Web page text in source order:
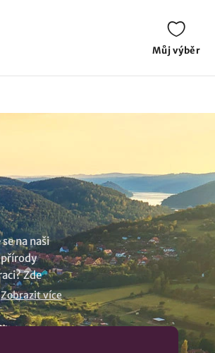
Můj výběr
na naši
přírody
Zde
Zobrazit více